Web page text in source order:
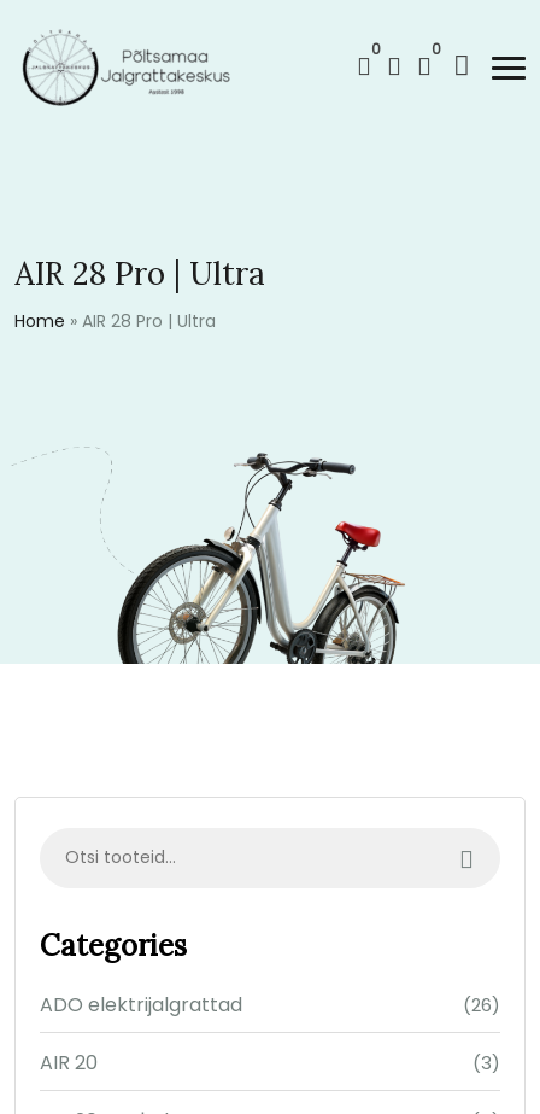
0 0
AIR 28 Pro | Ultra
Home » AIR 28 Pro | Ultra
Categories
ADO elektrijalgrattad (26)
AIR 20 (3)